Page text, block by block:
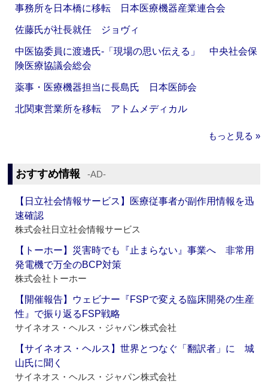
事務所を日本橋に移転 日本医療機器産業連合会
佐藤氏が社長就任 ジョヴィ
中医協委員に渡邊氏‐「現場の思い伝える」 中央社会保
険医療協議会総会
薬事・医療機器担当に長島氏 日本医師会
北関東営業所を移転 アトムメディカル
もっと見る »
おすすめ情報 ‐AD‐
【日立社会情報サービス】医療従事者が副作用情報を迅
速確認
株式会社日立社会情報サービス
【トーホー】災害時でも『止まらない』事業へ 非常用
発電機で万全のBCP対策
株式会社トーホー
【開催報告】ウェビナー『FSPで変える臨床開発の生産
性』で振り返るFSP戦略
サイネオス・ヘルス・ジャパン株式会社
【サイネオス・ヘルス】世界とつなぐ「翻訳者」に 城
山氏に聞く
サイネオス・ヘルス・ジャパン株式会社